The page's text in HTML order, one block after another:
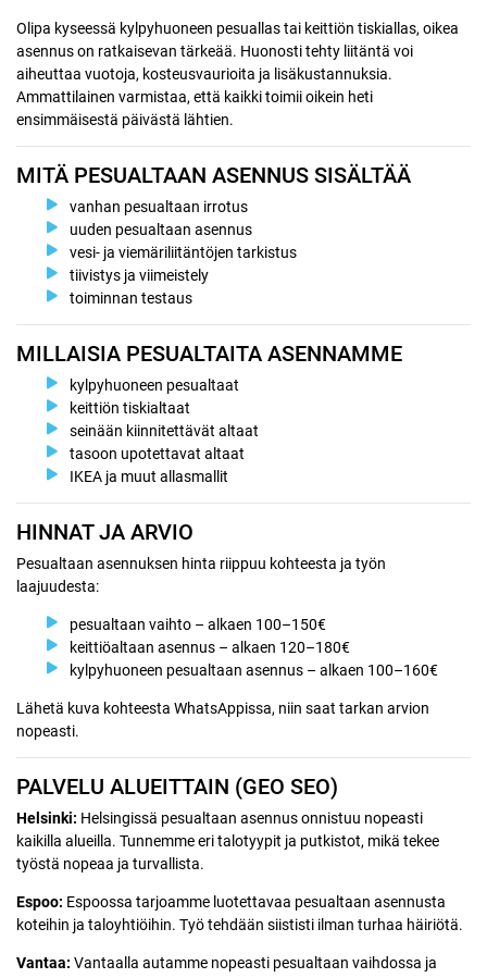
Olipa kyseessä kylpyhuoneen pesuallas tai keittiön tiskiallas, oikea
asennus on ratkaisevan tärkeää. Huonosti tehty liitäntä voi
aiheuttaa vuotoja, kosteusvaurioita ja lisäkustannuksia.
Ammattilainen varmistaa, että kaikki toimii oikein heti
ensimmäisestä päivästä lähtien.
MITÄ PESUALTAAN ASENNUS SISÄLTÄÄ
vanhan pesualtaan irrotus
uuden pesualtaan asennus
vesi- ja viemäriliitäntöjen tarkistus
tiivistys ja viimeistely
toiminnan testaus
MILLAISIA PESUALTAITA ASENNAMME
kylpyhuoneen pesualtaat
keittiön tiskialtaat
seinään kiinnitettävät altaat
tasoon upotettavat altaat
IKEA ja muut allasmallit
HINNAT JA ARVIO
Pesualtaan asennuksen hinta riippuu kohteesta ja työn
laajuudesta:
pesualtaan vaihto – alkaen 100–150€
keittiöaltaan asennus – alkaen 120–180€
kylpyhuoneen pesualtaan asennus – alkaen 100–160€
Lähetä kuva kohteesta WhatsAppissa, niin saat tarkan arvion
nopeasti.
PALVELU ALUEITTAIN (GEO SEO)
Helsinki: Helsingissä pesualtaan asennus onnistuu nopeasti
kaikilla alueilla. Tunnemme eri talotyypit ja putkistot, mikä tekee
työstä nopeaa ja turvallista.
Espoo: Espoossa tarjoamme luotettavaa pesualtaan asennusta
koteihin ja taloyhtiöihin. Työ tehdään siististi ilman turhaa häiriötä.
Vantaa: Vantaalla autamme nopeasti pesualtaan vaihdossa ja